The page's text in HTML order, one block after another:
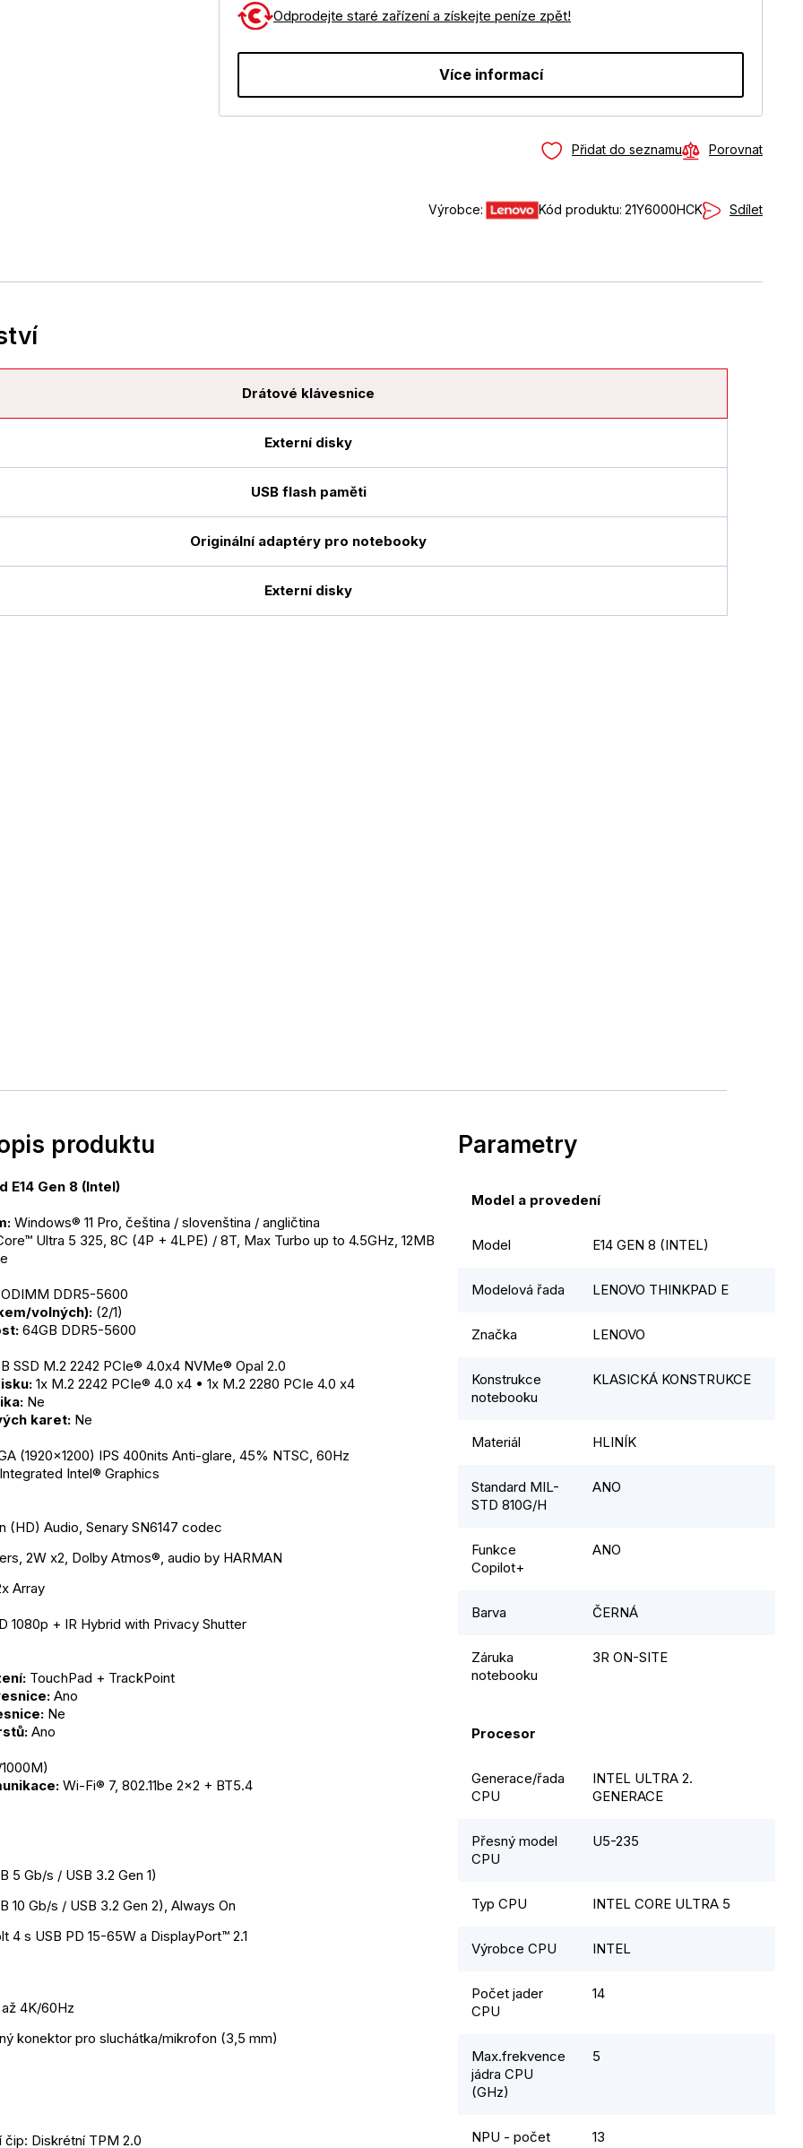
Odprodejte staré zařízení a získejte peníze zpět!
Více informací
Přidat do seznamu Porovnat
Výrobce: Kód produktu: 21Y6000HCK Sdílet
Drátové klávesnice
Externí disky
USB flash paměti
Originální adaptéry pro notebooky
Externí disky
produktu
E14 Gen 8 (Intel)
Windows® 11 Pro, čeština / slovenština / angličtina
Ultra 5 325, 8C (4P + 4LPE) / 8T, Max Turbo up to 4.5GHz, 12MB
DDR5-5600
volných): (2/1)
64GB DDR5-5600
SSD M.2 2242 PCIe® 4.0x4 NVMe® Opal 2.0
1x M.2 2242 PCIe® 4.0 x4 • 1x M.2 2280 PCIe 4.0 x4
Ne
karet: Ne
(1920x1200) IPS 400nits Anti-glare, 45% NTSC, 60Hz
Intel® Graphics
(HD) Audio, Senary SN6147 codec
2W x2, Dolby Atmos®, audio by HARMAN
Array
1080p + IR Hybrid with Privacy Shutter
TouchPad + TrackPoint
Ano
Ne
Ano
Wi-Fi® 7, 802.11be 2x2 + BT5.4
5 Gb/s / USB 3.2 Gen 1)
10 Gb/s / USB 3.2 Gen 2), Always On
4 s USB PD 15-65W a DisplayPort™ 2.1
až 4K/60Hz
konektor pro sluchátka/mikrofon (3,5 mm)
Diskrétní TPM 2.0
Parametry
Model a provedení
Model E14 GEN 8 (INTEL)
Modelová řada LENOVO THINKPAD E
Značka LENOVO
Konstrukce
notebooku
KLASICKÁ KONSTRUKCE
Materiál HLINÍK
Standard MIL-
STD 810G/H
ANO
Funkce
Copilot+
ANO
Barva ČERNÁ
Záruka
notebooku
3R ON-SITE
Procesor
Generace/řada
CPU
INTEL ULTRA 2.
GENERACE
Přesný model
CPU
U5-235
Typ CPU INTEL CORE ULTRA 5
Výrobce CPU INTEL
Počet jader
CPU
14
Max.frekvence
jádra CPU
(GHz)
5
NPU - počet
13